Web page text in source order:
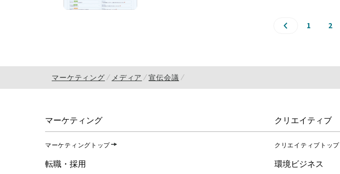
1 2
マーケティング メディア 宣伝会議
マーケティング
マーケティングトップ
クリエイティブ
クリエイティブトップ
転職・採用 環境ビジネス